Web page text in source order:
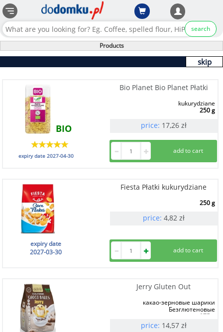
search
Products
skip
Bio Planet Bio Planet Płatki
BIO
kukurydziane
250 g
price: 17,26 zł
expiry date 2027-04-30
Fiesta Płatki kukurydziane
250 g
price: 4,82 zł
expiry date
2027-03-30
Jerry Gluten Out
какао-зерновые шарики
Безглютеновые
375 g
price: 14,57 zł